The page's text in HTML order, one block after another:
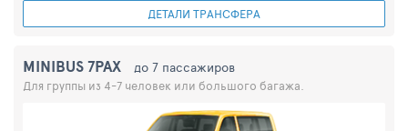
ДЕТАЛИ ТРАНСФЕРА
MINIBUS 7PAX до 7 пассажиров
Для группы из 4-7 человек или большого багажа.